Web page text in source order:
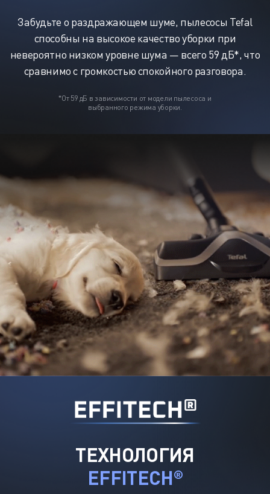
Забудьте о раздражающем шуме, пылесосы Tefal
способны на высокое качество уборки при
невероятно низком уровне шума — всего 59 дБ*, что
сравнимо с громкостью спокойного разговора.
*От 59 дБ в зависимости от модели пылесоса и
выбранного режима уборки.
ТЕХНОЛОГИЯ
EFFITECH®